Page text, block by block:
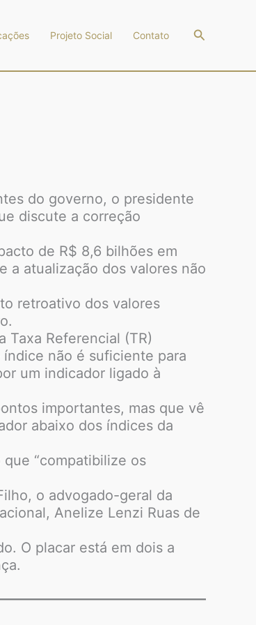
Projeto Social Contato Pesquisar
do governo, o presidente
discute a correção
de R$ 8,6 bilhões em
a atualização dos valores não
retroativo dos valores
Taxa Referencial (TR)
não é suficiente para
um indicador ligado à
importantes, mas que vê
abaixo dos índices da
“compatibilize os
o advogado-geral da
Anelize Lenzi Ruas de
O placar está em dois a